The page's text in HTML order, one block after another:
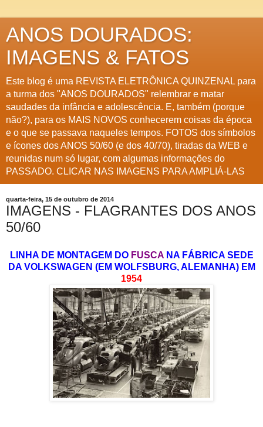
ANOS DOURADOS:
IMAGENS & FATOS
Este blog é uma REVISTA ELETRÔNICA QUINZENAL para
a turma dos "ANOS DOURADOS" relembrar e matar
saudades da infância e adolescência. E, também (porque
não?), para os MAIS NOVOS conhecerem coisas da época
e o que se passava naqueles tempos. FOTOS dos símbolos
e ícones dos ANOS 50/60 (e dos 40/70), tiradas da WEB e
reunidas num só lugar, com algumas informações do
PASSADO. CLICAR NAS IMAGENS PARA AMPLIÁ-LAS
quarta-feira, 15 de outubro de 2014
IMAGENS - FLAGRANTES DOS ANOS
50/60
LINHA DE MONTAGEM DO FUSCANA FÁBRICA SEDE
DA VOLKSWAGEN (EM WOLFSBURG, ALEMANHA) EM
1954